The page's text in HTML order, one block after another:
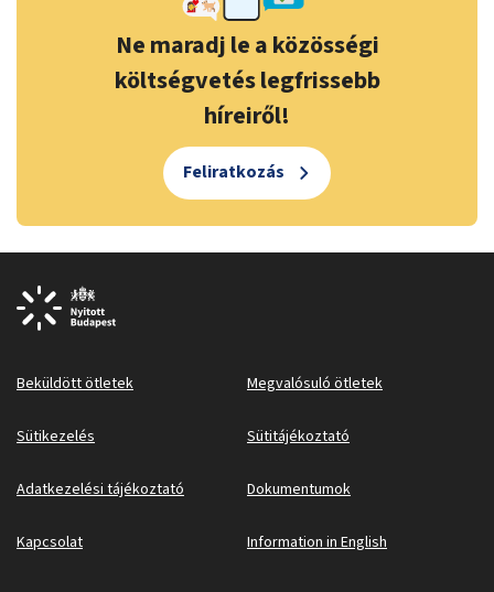
Ne maradj le a közösségi
költségvetés legfrissebb
híreiről!
Feliratkozás
Beküldött ötletek Megvalósuló ötletek
Sütikezelés Sütitájékoztató
Adatkezelési tájékoztató Dokumentumok
Kapcsolat Information in English